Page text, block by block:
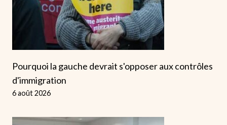
Pourquoi la gauche devrait s'opposer aux contrôles
d'immigration
6 août 2026